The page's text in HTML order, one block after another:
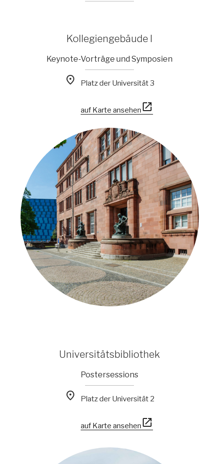
Kollegiengebäude I
Keynote-Vorträge und Symposien
 Platz der Universität 3
auf Karte ansehen 
Universitätsbibliothek
Postersessions
 Platz der Universität 2
auf Karte ansehen 